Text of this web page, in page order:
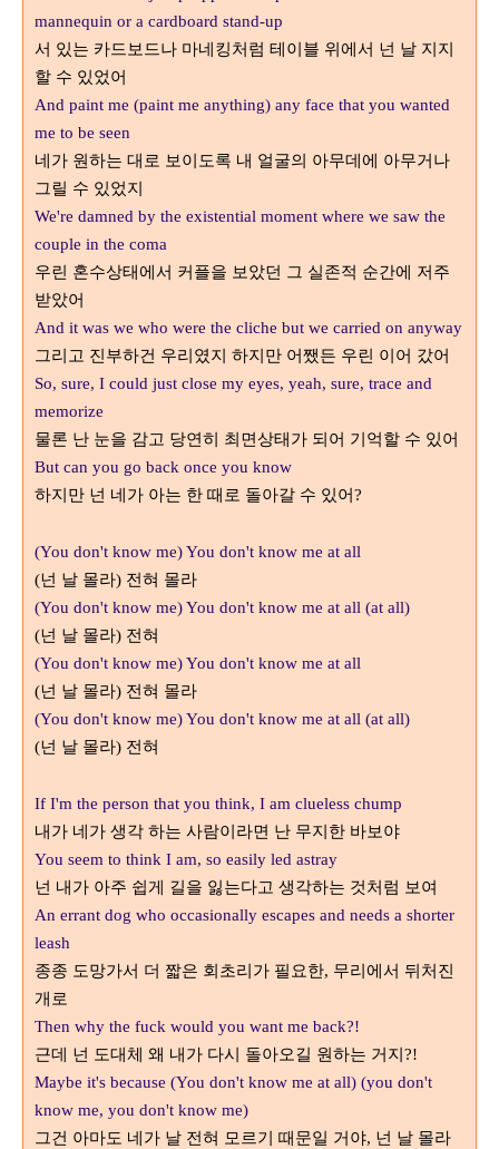
mannequin or a cardboard stand-up
서 있는 카드보드나 마네킹처럼 테이블 위에서 넌 날 지지
할 수 있었어
And paint me (paint me anything) any face that you wanted
me to be seen
네가 원하는 대로 보이도록 내 얼굴의 아무데에 아무거나
그릴 수 있었지
We're damned by the existential moment where we saw the
couple in the coma
우린 혼수상태에서 커플을 보았던 그 실존적 순간에 저주
받았어
And it was we who were the cliche but we carried on anyway
그리고 진부하건 우리였지 하지만 어쨌든 우린 이어 갔어
So, sure, I could just close my eyes, yeah, sure, trace and
memorize
물론 난 눈을 감고 당연히 최면상태가 되어 기억할 수 있어
But can you go back once you know
하지만 넌 네가 아는 한 때로 돌아갈 수 있어?
(You don't know me) You don't know me at all
(넌 날 몰라) 전혀 몰라
(You don't know me) You don't know me at all (at all)
(넌 날 몰라) 전혀
(You don't know me) You don't know me at all
(넌 날 몰라) 전혀 몰라
(You don't know me) You don't know me at all (at all)
(넌 날 몰라) 전혀
If I'm the person that you think, I am clueless chump
내가 네가 생각 하는 사람이라면 난 무지한 바보야
You seem to think I am, so easily led astray
넌 내가 아주 쉽게 길을 잃는다고 생각하는 것처럼 보여
An errant dog who occasionally escapes and needs a shorter
leash
종종 도망가서 더 짧은 회초리가 필요한, 무리에서 뒤처진
개로
Then why the fuck would you want me back?!
근데 넌 도대체 왜 내가 다시 돌아오길 원하는 거지?!
Maybe it's because (You don't know me at all) (you don't
know me, you don't know me)
그건 아마도 네가 날 전혀 모르기 때문일 거야, 넌 날 몰라